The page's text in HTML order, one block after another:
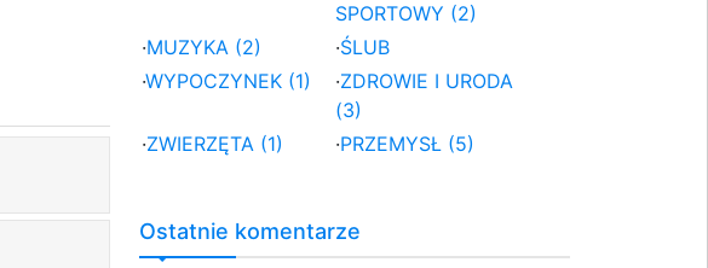
SPORTOWY (2)
·MUZYKA (2) ·ŚLUB
·WYPOCZYNEK (1) ·ZDROWIE I URODA
(3)
·ZWIERZĘTA (1) ·PRZEMYSŁ (5)
Ostatnie komentarze